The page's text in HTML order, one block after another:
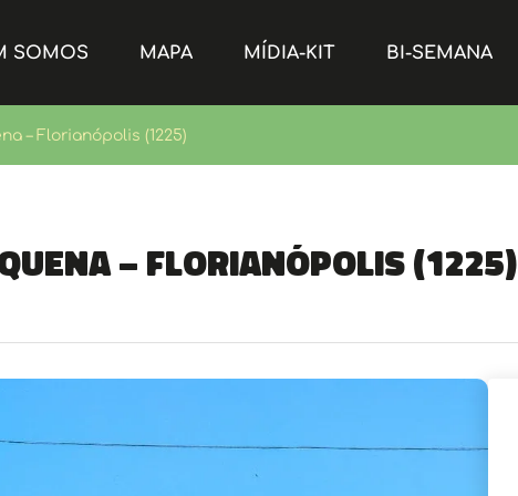
SOMOS MAPA MÍDIA-KIT BI-SEMANA
– Florianópolis (1225)
– Florianópolis (1225)